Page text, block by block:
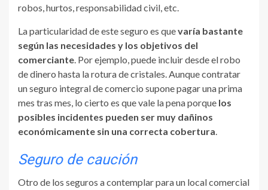
robos, hurtos, responsabilidad civil, etc.
La particularidad de este seguro es quevaría bastante
según las necesidades y los objetivos del
comerciante. Por ejemplo, puede incluir desde el robo
de dinero hasta la rotura de cristales. Aunque contratar
un seguro integral de comercio supone pagar una prima
mes tras mes, lo cierto es que vale la pena porque los
posibles incidentes pueden ser muy dañinos
económicamente sin una correcta cobertura.
Seguro de caución
Otro de los seguros a contemplar para un local comercial